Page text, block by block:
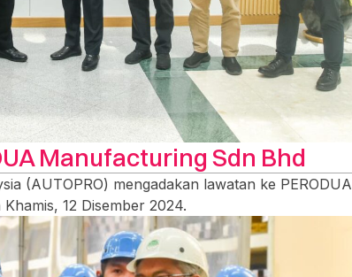
Manufacturing Sdn Bhd
(AUTOPRO) mengadakan lawatan ke PERODUA
12 Disember 2024.